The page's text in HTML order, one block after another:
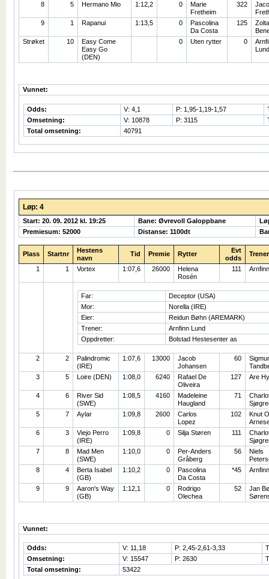
8
5 Hermano Mio 1:12,2 0
Marie
Fretheim
322
9
1 Rapanui 1:13,5 0
Pascolina
Da Costa
125
Strøket
10
Easy Come
Easy Go
(DEN)
0 Uten rytter 0
Lund
Vunnet:
Odds: V: 4,1 P: 1,95-1,19-1,57
Omsetning:
V: 10878 P: 3115
Total omsetning:
40791
Løp: 4
Start: 20. 09. 2012 kl. 19:25 Bane: Øvrevoll Galoppbane
Premiesum: 52000
Distanse: 1100dt
Plass Startnr
Hestens
navn
Tid Premie Rytter
Evt
odds
Trener
1 1 Vortex 1:07,6 26000
Helena
Rosén
111
Far:
Deceptor (USA)
Mor:
Norella (IRE)
Eier:
Reidun Bøhn (AREMARK)
Trener:
Arnfinn Lund
Oppdretter:
Bolstad Hestesenter as
2 2
Palindromic
(IRE)
1:07,6 13000
Jacob
Johansen
60
3
5 Loire (DEN) 1:08,0 6240
Rafael De
Oliveira
127 Are
4 6
River Sid
(SWE)
1:08,5 4160
Madeleine
Haugland
71
5
7 Aylar 1:09,8 2600
Carlos
Lopez
102
Knut
6
3
Viejo Perro
(IRE)
1:09,8 0 Silja Støren 111
7
8
Mad Men
(SWE)
1:10,0 0
Per-Anders
Gråberg
56
Niels
8
4
Berta Isabel
(GB)
1:10,2 0
Pascolina
Da Costa
*45
9 9
Aaron's Way
(GB)
1:12,1 0
Rodrigo
Olechea
52
Jan
Vunnet:
Odds: V: 11,18 P: 2,45-2,61-3,33
Omsetning:
V: 15547 P: 2630
Total omsetning:
53422